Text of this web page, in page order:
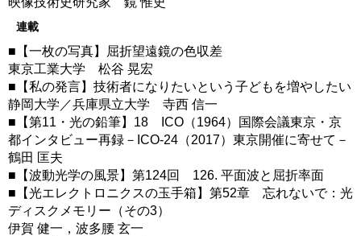
連載
■【一枚の写真】屈折望遠鏡の色収差
東京工業大学 松谷 晃宏
■【私の発言】技術者になりたいという子どもを増やしたい
静岡大学／兵庫県立大学 寺西 信一
■【第11・光の鉛筆】18 ICO（1964）国際会議東京・京
都インタビュー再録－ICO-24（2017）東京開催に寄せて－
鶴田 匡夫
■【波動光学の風景】第124回 126. 平面波と屈折率面
■【光エレクトロニクスの玉手箱】第52章 忘れないで：光
ディスクメモリー（その3）
伊賀 健一，波多腰 玄一